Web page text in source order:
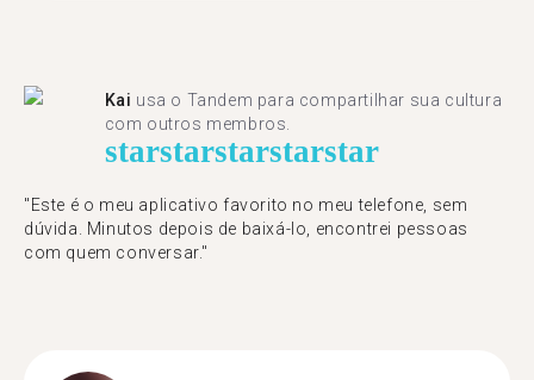
Kai usa o Tandem para compartilhar sua cultura
com outros membros.
starstarstarstarstar
"Este é o meu aplicativo favorito no meu telefone, sem
dúvida. Minutos depois de baixá-lo, encontrei pessoas
com quem conversar."